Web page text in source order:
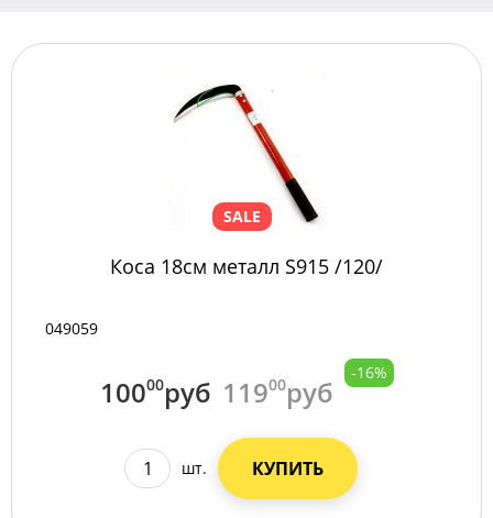
SALE
Коса 18см металл S915 /120/
049059
10000руб 11900руб
-16%
шт. КУПИТЬ